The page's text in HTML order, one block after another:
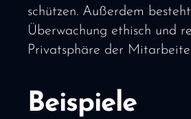
schützen. Außerdem
Überwachung ethisch und
Privatsphäre der
Beispiele